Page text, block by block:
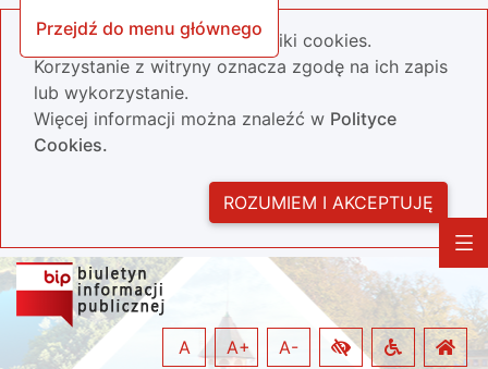
Przejdź do menu głównego
Nasza strona wykorzystuje pliki cookies.
Korzystanie z witryny oznacza zgodę na ich zapis
lub wykorzystanie.
Więcej informacji można znaleźć w Polityce
Cookies.
ROZUMIEM I AKCEPTUJĘ
A A+ A-